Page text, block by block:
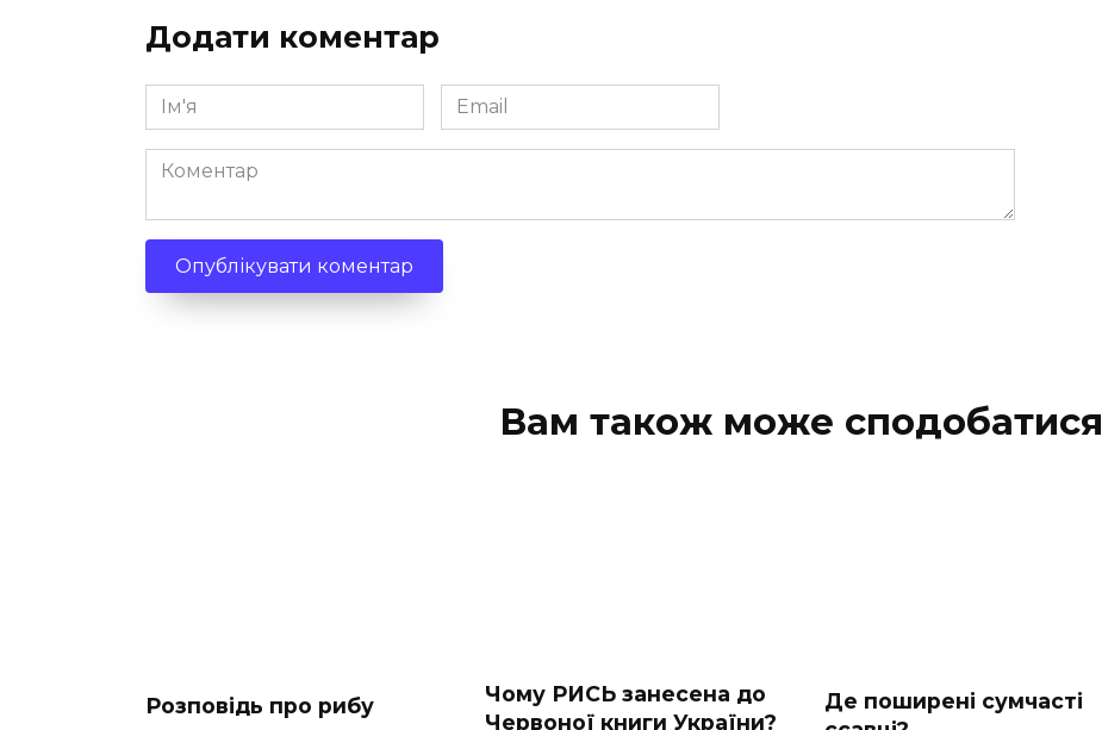
Додати коментар
Ім'я
*
Email
*
Коментар
Вам також може сподобатися
Розповідь про рибу
Чому РИСЬ занесена до
Червоної книги України?
Де поширені сумчасті